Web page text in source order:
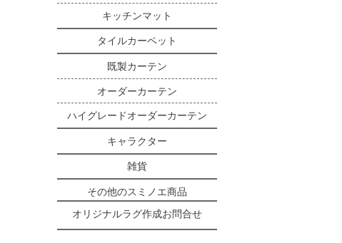
キッチンマット
タイルカーペット
既製カーテン
オーダーカーテン
ハイグレードオーダーカーテン
キャラクター
雑貨
その他のスミノエ商品
オリジナルラグ作成お問合せ